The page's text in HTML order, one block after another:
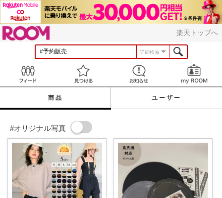
楽天トップへ
詳細検索
見つける お知らせ
商品 ユーザー
#オリジナル写真